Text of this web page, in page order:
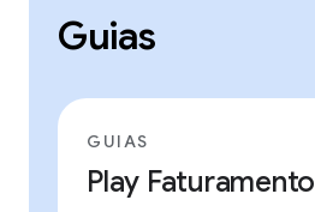
Guias
GUIAS
Play Faturamento